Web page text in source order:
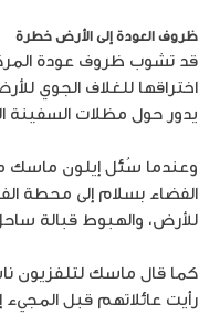
ظروف العودة إلى الأرض خطرة
قد تشوب ظروف عودة
اختراقها للغلاف الجوي
يدور حول مظلات السفينة
وعندما سُئل إيلون ماسك
للأرض، والهبوط قبالة
كما قال ماسك لتلفزيون
رأيت عائلاتهم قبل المجيء